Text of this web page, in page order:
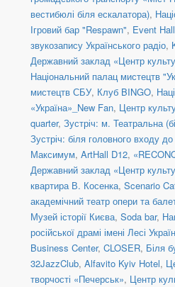
вестибюлі біля ескалатора),
Ігровий бар "Respawn", Event
звукозапису Українського радіо,
Державний заклад «Центр
Національний палац мистецтв
мистецтв СБУ, Клуб BINGO,
«Україна»_New Fan, Центр
quarter, Зустріч: м. Театральна
Зустріч: біля головного входу
Максимум, ArtHall D12,
Державний заклад «Центр
квартира В. Косенка, Scenario
академічний театр опери та
Музей історії Києва, Soda bar,
російської драмі імені Лесі
Business Center, CLOSER, Біля
32JazzClub, Alfavito Kyiv Hotel,
творчості «Печерськ», Центр